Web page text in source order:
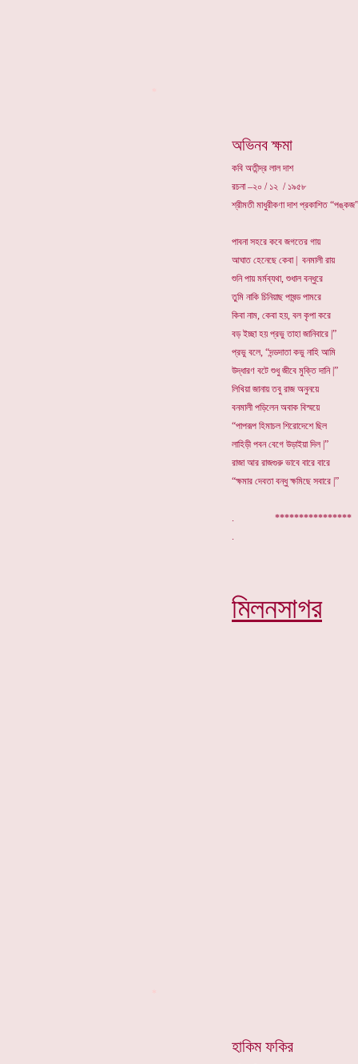
অভিনব ক্ষমা
কবি অতীন্দ্র লাল দাশ
রচনা –২০ / ১২ / ১৯৫৮
শ্রীমতী মাধুরীকণা দাশ প্রকাশিত
পাবনা সহরে কবে জগতের গায়
আঘাত হেনেছে কেবা | বনমালী রায়
শুনি পায় মর্মব্যথা, শুধাল বন্ধুরে
তুমি নাকি চিনিয়াছ পাষন্ড পামরে
কিবা নাম, কেবা হয়, বল কৃপা করে
বড় ইচ্ছা হয় প্রভু তাহা জানিবারে |”
প্রভু বলে, “দন্ডদাতা কভু নাহি আমি
উদ্ধারণ বটে শুধু জীবে মুক্তি দানি |”
লিখিয়া জানায় তবু রাজ অনুনয়ে
বনমালী পড়িলেন অবাক বিস্ময়ে
“পাপরূপ হিমাচল শিরোদেশে ছিল
লাহিড়ী পবন বেগে উড়াইয়া দিল |”
রাজা আর রাজগুরু ভাবে বারে বারে
“ক্ষমার দেবতা বন্ধু ক্ষমিছে সবারে |”
.
মিলনসাগর
হাকিম ফকির